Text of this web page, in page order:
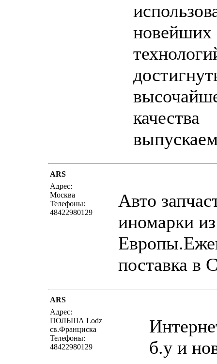
новейших
качества
ARS
Адрес:
Москва
Телефоны:
48422980129
Авто
иномарки из
поставка в
ARS
Адрес:
ПОЛЬША Lodz
св.Франциска
Телефоны:
48422980129
б.у и